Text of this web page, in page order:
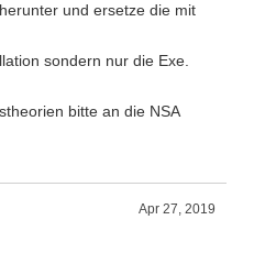
und ersetze die mit
sondern nur die Exe.
bitte an die NSA
Apr 27, 2019